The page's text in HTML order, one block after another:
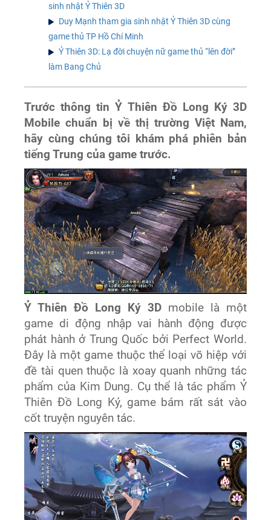
sinh nhật Ỷ Thiên 3D
Duy Mạnh tham gia sinh nhật Ỷ Thiên 3D cùng
game thủ TP Hồ Chí Minh
Ỷ Thiên 3D: Lạ đời chuyện nữ game thủ “lên đời”
làm Bang Chủ
Trước thông tin Ỷ Thiên Đồ Long Ký 3D
Mobile chuẩn bị về thị trường Việt Nam,
hãy cùng chúng tôi khám phá phiên bản
tiếng Trung của game trước.
Ỷ Thiên Đồ Long Ký 3D mobile
là một
game di động nhập vai hành động được
phát hành ở Trung Quốc bởi Perfect World.
Đây là một game thuộc thể loại võ hiệp với
đề tài quen thuộc là xoay quanh những tác
phẩm của Kim Dung. Cụ thể là tác phẩm Ỷ
Thiên Đồ Long Ký, game bám rất sát vào
cốt truyện nguyên tác.